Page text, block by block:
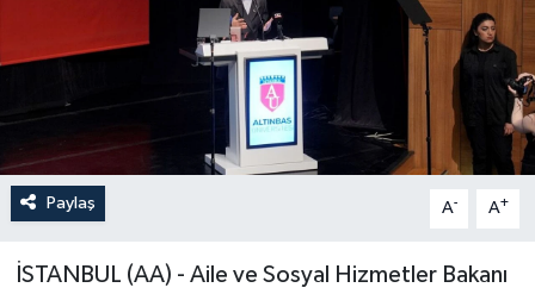
Paylaş A- A+
İSTANBUL (AA) - Aile ve Sosyal Hizmetler Bakanı
Yerel